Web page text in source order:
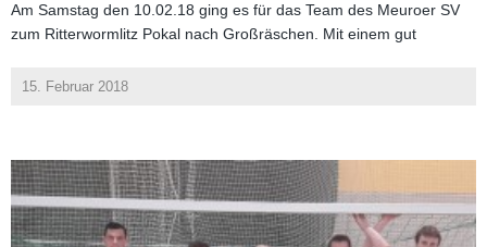
Am Samstag den 10.02.18 ging es für das Team des Meuroer SV
zum Ritterwormlitz Pokal nach Großräschen. Mit einem gut
15. Februar 2018